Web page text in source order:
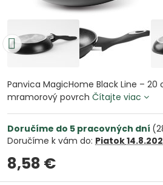
Panvica MagicHome Black Line –
mramorový povrch Čítajte viac
Doručíme do 5 pracovných dní (
Doručíme k vám do: Piatok
8,58 €